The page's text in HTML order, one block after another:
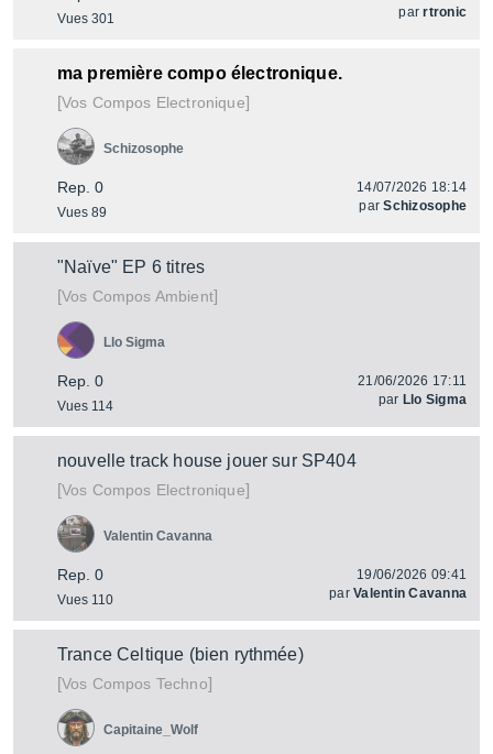
Vues 301
parrtronic
ma première compo électronique.
[Vos Compos Electronique]
Rep. 0
Vues 89
Schizosophe
14/07/2026 18:14
parSchizosophe
"Naïve" EP 6 titres
[Vos Compos Ambient]
Rep. 0
Vues 114
Llo Sigma
21/06/2026 17:11
par Llo Sigma
nouvelle track house jouer sur SP404
[Vos Compos Electronique]
Rep. 0
Vues 110
Valentin Cavanna
19/06/2026 09:41
parValentin Cavanna
Trance Celtique (bien rythmée)
[Vos Compos Techno]
Capitaine_Wolf